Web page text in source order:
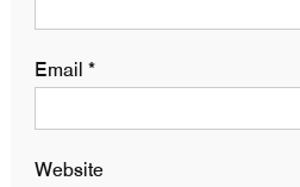
Email *
Website